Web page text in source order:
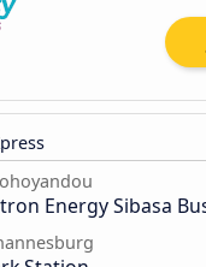
Energy Sibasa